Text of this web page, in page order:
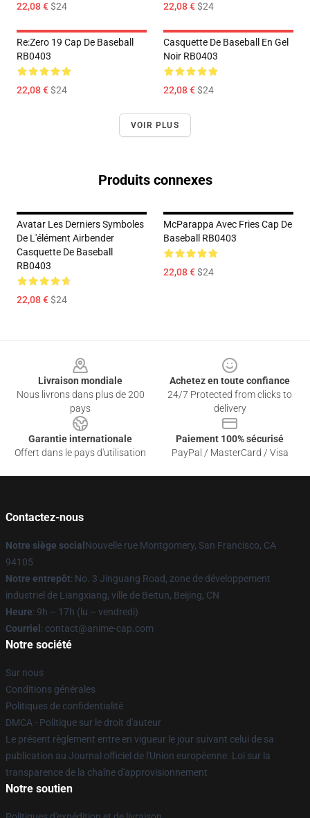
22,08 €$24 22,08 €$24
Re:Zero 19 Cap De Baseball
RB0403
22,08 €$24
Casquette De Baseball En Gel
Noir RB0403
22,08 €$24
VOIR PLUS
Produits connexes
Avatar Les Derniers Symboles
De L'élément Airbender
Casquette De Baseball
RB0403
22,08 €$24
McParappa Avec Fries Cap De
Baseball RB0403
22,08 €$24
Livraison mondiale
Nous livrons dans plus de 200
pays
Achetez en toute confiance
24/7 Protected from clicks to
delivery
Garantie internationale
Offert dans le pays d'utilisation
Paiement 100% sécurisé
PayPal / MasterCard / Visa
Contactez-nous
Notre siège social Nouvelle rue Montgomery, San Francisco, CA
94105
Notre entrepôt: No. 3 Jinguang Road, zone de développement
industriel de Liangxiang, ville de Beitun, Beijing, CN
Heure: 9h – 17h (lu – vendredi)
Courriel : contact@anime-cap.com
Notre société
Sur nous
Conditions générales
Politiques de confidentialité
DMCA - Politique sur le droit d'auteur
Le présent règlement entre en vigueur le jour suivant celui de sa
publication au Journal officiel de l'Union européenne. Loi sur la
transparence de la chaîne d'approvisionnement
Notre soutien